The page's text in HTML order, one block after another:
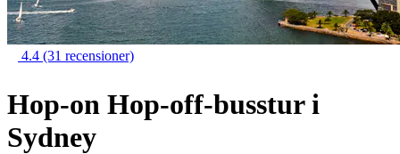
4.4 (31 recensioner)
Hop-on Hop-off-busstur i
Sydney